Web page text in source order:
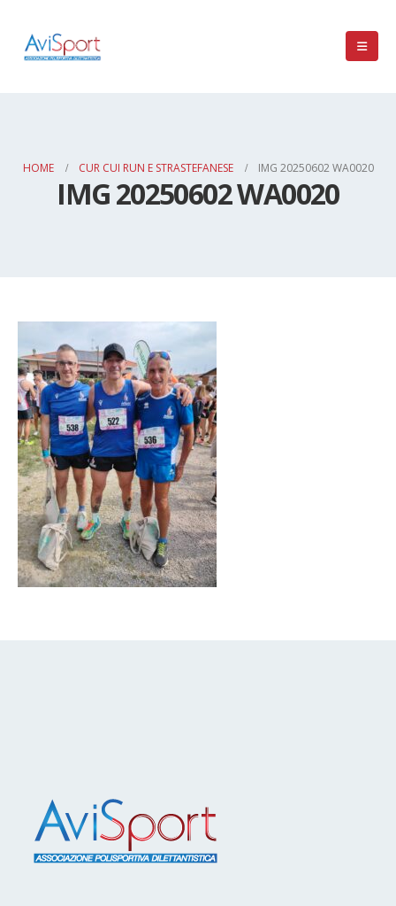
HOME CUR CUI RUN E STRASTEFANESE IMG 20250602 WA0020
IMG 20250602 WA0020